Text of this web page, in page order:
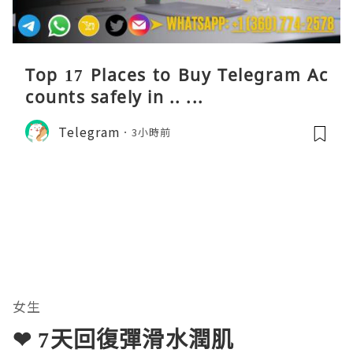
Top 17 Places to Buy Telegram Ac
counts safely in .. ...
Telegram 3小時前
女生
❤ 7天回復彈滑水潤肌